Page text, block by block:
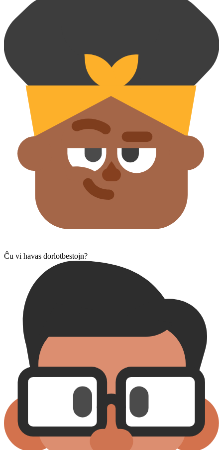
Ĉu vi havas dorlotbestojn?